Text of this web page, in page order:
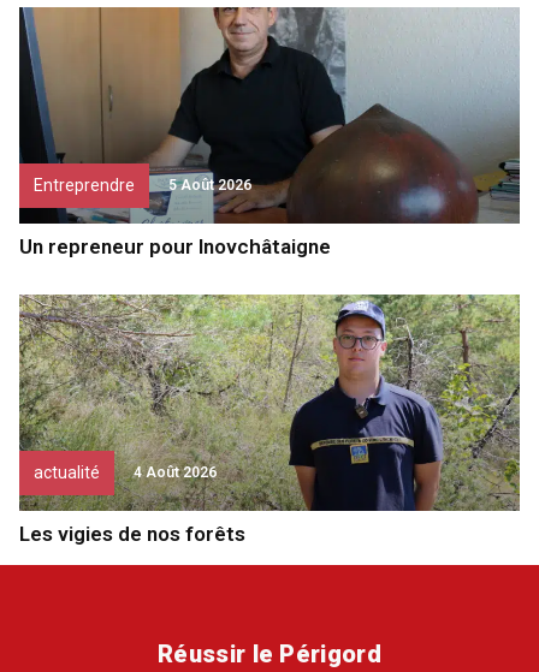
Entreprendre 5 Août 2026
Un repreneur pour Inovchâtaigne
actualité 4 Août 2026
Les vigies de nos forêts
Réussir le Périgord